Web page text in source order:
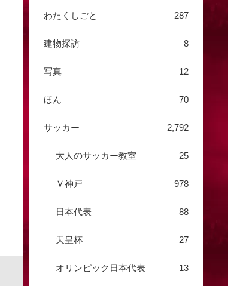
わたくしごと 287
建物探訪 8
写真 12
ほん 70
サッカー 2,792
大人のサッカー教室 25
Ｖ神戸 978
日本代表 88
天皇杯 27
オリンピック日本代表 13